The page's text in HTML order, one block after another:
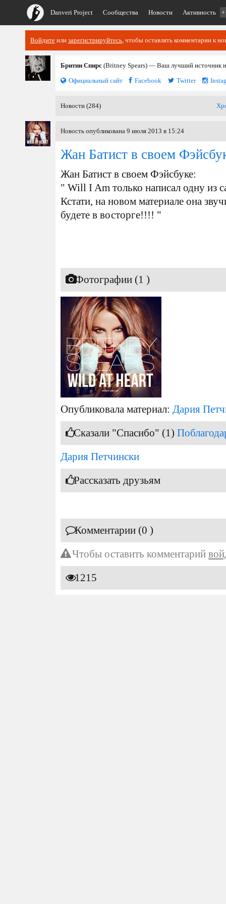
Danveri Project Сообщества Новости Активность
Войдите или зарегистрируйтесь, чтобы оставлять комментарии к
Бритни Спирс (Britney Spears) — Ваш лучший источник
Официальный сайт
Facebook Twitter
Новости (284)
Новость опубликована 9 июля 2013 в 15:24
Жан Батист в своем
Жан Батист в своем Фэйсбуке:
" Will I Am только написал одну из
Кстати, на новом материале она
будете в восторге!!!! "
Фотографии (1 )
Опубликовала материал: Дария
Сказали "Спасибо" (1)
Дария Петчински
Рассказать друзьям
Комментарии (0 )
Чтобы оставить комментарий
1215